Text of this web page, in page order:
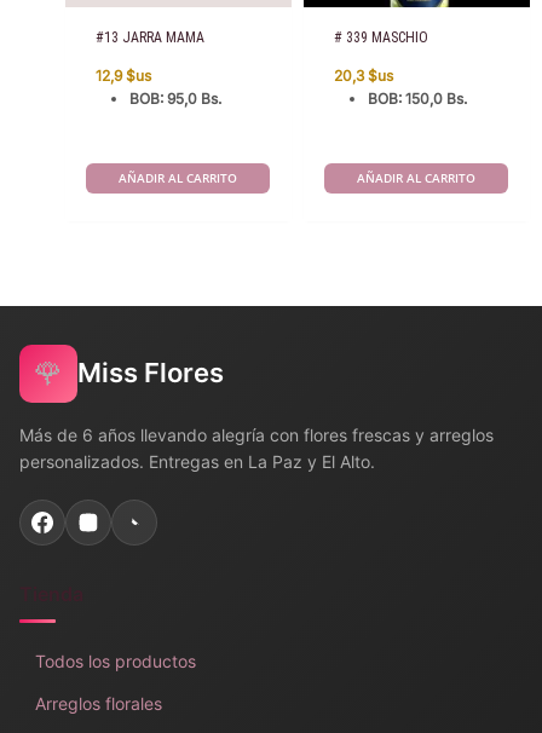
#13 JARRA MAMA
12,9$us
BOB:95,0 Bs.
AÑADIR AL CARRITO
# 339 MASCHIO
20,3$us
BOB:150,0 Bs.
AÑADIR AL CARRITO
🌹 Miss Flores
Más de 6 años llevando alegría con flores frescas y arreglos
personalizados. Entregas en La Paz y El Alto.
Todos los productos
Arreglos florales